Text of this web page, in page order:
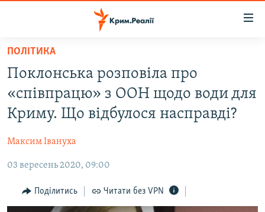
Перейти
основного
матеріалу
Перейти
до
основної
Перейти
пошуку
ВІДЕО ТА ФОТО
БЛОГИ
ПОГЛЯД
ІНТЕРВ'Ю
ПОЛІТИКА
Поклонська розповіла про
«співпрацю» з ООН щодо води для
Криму. Що відбулося насправді?
Максим Івануха
03 вересень 2020, 09:00
Поділитись Читати без VPN